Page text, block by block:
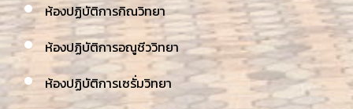
ห้องปฏิบัติการกิณวิทยา
ห้องปฏิบัติการอณูชีววิทยา
ห้องปฏิบัติการเซรั่มวิทยา